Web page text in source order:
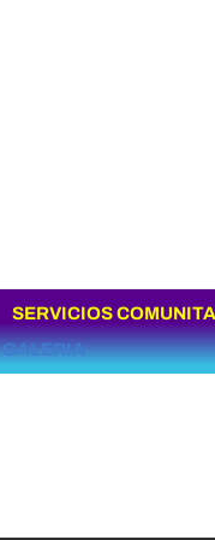
SERVICIOS
GALERIA